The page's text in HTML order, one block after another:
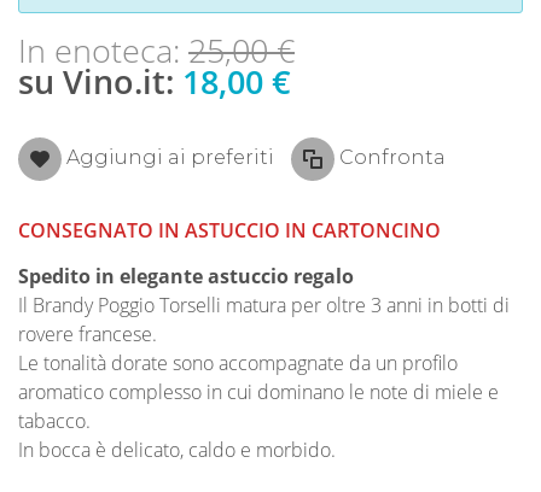
In enoteca: 25,00 €
su Vino.it: 18,00 €
Aggiungi ai preferiti Confronta
CONSEGNATO IN ASTUCCIO IN CARTONCINO
Spedito in elegante astuccio regalo
Il Brandy Poggio Torselli matura per oltre 3 anni in botti di
rovere francese.
Le tonalità dorate sono accompagnate da un profilo
aromatico complesso in cui dominano le note di miele e
tabacco.
In bocca è delicato, caldo e morbido.